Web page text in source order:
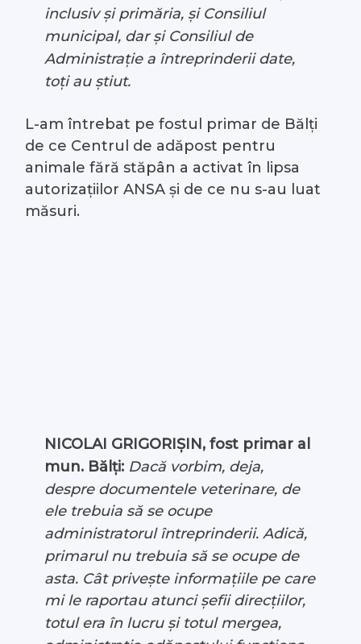
inclusiv și primăria, și Consiliul
municipal, dar și Consiliul de
Administrație a întreprinderii date,
toți au știut.
L-am întrebat pe fostul primar de Bălți
de ce Centrul de adăpost pentru
animale fără stăpân a activat în lipsa
autorizațiilor ANSA și de ce nu s-au luat
măsuri.
NICOLAI GRIGORIȘIN, fost primar al
mun. Bălți: Dacă vorbim, deja,
despre documentele veterinare, de
ele trebuia să se ocupe
administratorul întreprinderii. Adică,
primarul nu trebuia să se ocupe de
asta. Cât privește informațiile pe care
mi le raportau atunci șefii direcțiilor,
totul era în lucru și totul mergea,